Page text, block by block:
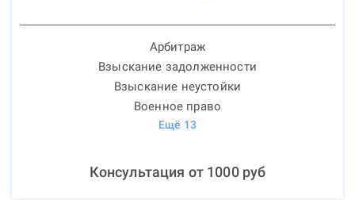
Арбитраж
Взыскание задолженности
Взыскание неустойки
Военное право
Ещё 13
Консультация от 1000руб